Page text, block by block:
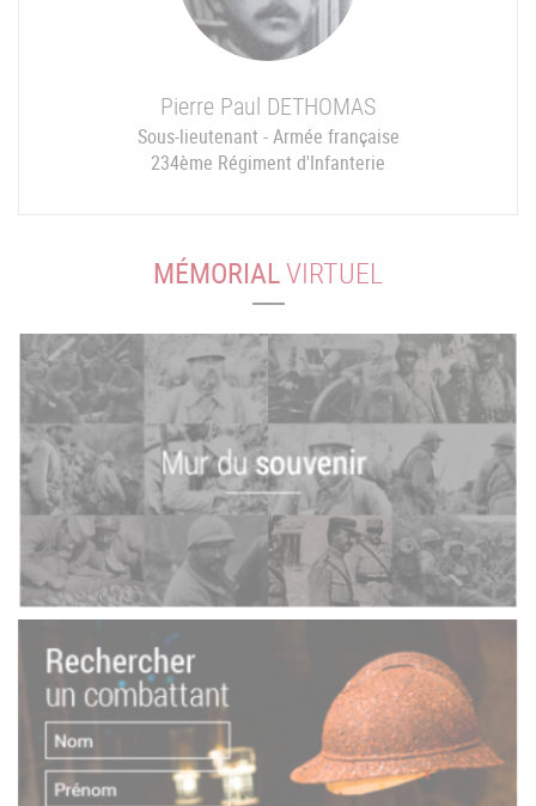
Pierre Paul DETHOMAS
Sous-lieutenant - Armée française
234ème Régiment d'Infanterie
MÉMORIALVIRTUEL